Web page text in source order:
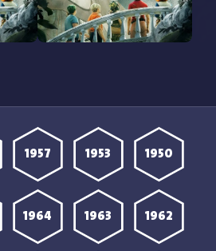
1950
1953
1957
1962
1963
1964